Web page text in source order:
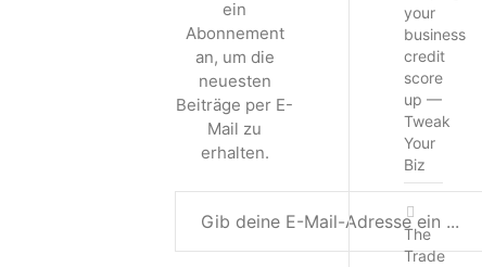
ein
Abonnement
an, um die
neuesten
Beiträge per E-
Mail zu
erhalten.
deine
E-
your
business
credit
score
up —
Tweak
Your
Biz
The
Trade